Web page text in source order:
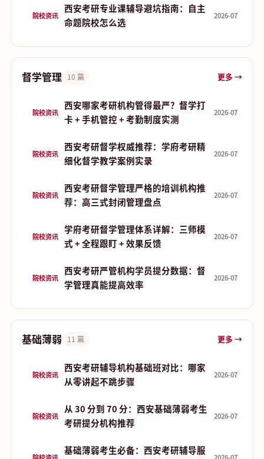
院校资讯
西安考研专业课辅导避坑指南：自主
命题院校怎么选
2026-07
督学管理 10 篇 更多 →
院校资讯
西安哪家考研机构管得最严？督学打
卡 + 手机管控 + 考勤制度实测
2026-07
院校资讯
西安考研督学权威推荐：学府考研精
细化督学教学案例实录
2026-07
院校资讯
西安考研督学管理严格的培训机构推
荐：高三式封闭管理盘点
2026-07
院校资讯
学府考研督学管理体系详解：三师模
式 + 全程跟盯 + 效果反馈
2026-07
院校资讯
西安考研严管机构学员提分数据：督
学管理真能提高效率
2026-07
基础薄弱 11 篇 更多 →
院校资讯
西安考研辅导机构基础班对比：哪家
从零讲起不跳步骤
2026-07
院校资讯
从 30 分到 70 分：西安基础薄弱考生
考研提分机构推荐
2026-07
基础薄弱考生必备：西安考研辅导服